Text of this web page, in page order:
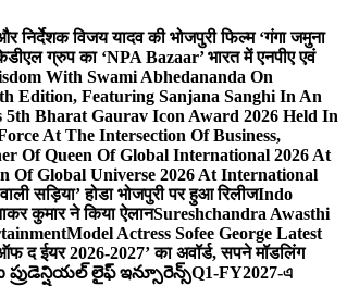
निर्देशक विजय यादव की भोजपुरी फिल्म ‘गंगा जमुना
ग्रुप का ‘NPA Bazaar’ भारत में एनपीए एवं
With Swami Abhedananda On
Edition, Featuring Sanjana Sanghi In An
5th Bharat Gaurav Icon Award 2026 Held In
At The Intersection Of Business,
Of Queen Of Global International 2026 At
Of Global Universe 2026 At International
सड़िया’ होडा भोजपुरी पर हुआ रिलीजIndo
कुमार ने किया ऐलानSureshchandra Awasthi
Model Actress Sofee George Latest
द ईयर 2026-2027’ का अवॉर्ड, सपने मॉडलिंग
లైఫ్ ఇన్సూరెన్స్Q1-FY2027-এ